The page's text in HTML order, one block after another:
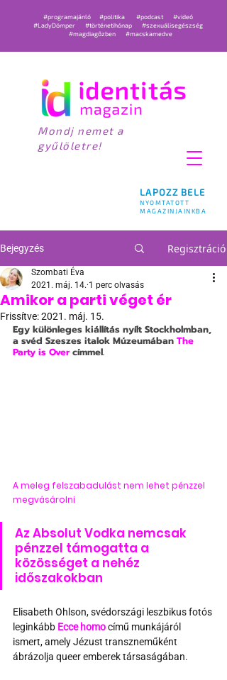
LAPOZZ BELE
NYOMTATOTT
MAGAZINJAINKBA
#programajánló #politika #podcast
#videó
#LadyDömper
#történetihónap
#szexuálisegészség
#magdiagőzben
#macskamedve
Mondj nemet a
gyűlöletre!
Bejegyzés Regisztráció
Amikor a parti véget ér
Szombati Éva
2021. máj. 14. 1 perc olvasás
Frissítve:2021. máj. 15.
Egy különleges kiállítás nyílt Stockholmban,
a svéd Szeszes italok Múzeumában The
Party is Over címmel.
A meleg felszabadulást nem lehet pénzzel
megvásárolni
Az Absolut Vodka nemcsak
pénzzel támogatta a
közösséget a nehéz
időszakokban
Elisabeth Ohlson, svédországi leszbikus fotós
leginkább Ecce homo című munkájáról
ismert, amely Jézust transzneműként
ábrázolja queer emberek társaságában.